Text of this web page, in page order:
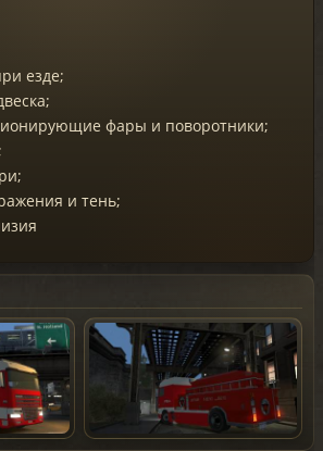
езде;
фары и поворотники;
и тень;